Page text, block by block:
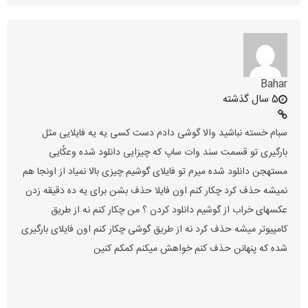
Bahar
5 سال گذشته
سبام خسته نباشید والا گوشی دادم دست کسی یه یه فایلایی مثل
بارگیری تو قسمت سند وات ساپ که چیزایی دانلود شده وعکُایی
مستهجن دانلود شده میرم تو فایلای گوشیم چیزی بالا نمیاد از اونجا هم
نمیشه حذف کرد چکار کنم اون فایلا حذف بشن برای یه ده دقیقه زدن
عکسهای خراب از گوشیم دانلود کردن ؟ من چکار کنم نه از طریق
کامپیوتر میشه حذف کرد نه از طریق گوشی چکار کنم اون فایلای بارگیری
شده که پنهانن حذف کنم خواهش میکنم کمکم کنین